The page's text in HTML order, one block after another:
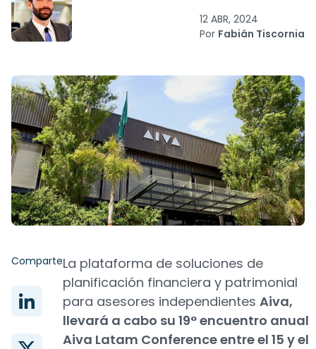
12 ABR, 2024
Por Fabián Tiscornia
ComparteLa plataforma de soluciones de
planificación financiera y patrimonial
para asesores independientes Aiva,
llevará a cabo su 19° encuentro anual
Aiva Latam Conference entre el 15 y el